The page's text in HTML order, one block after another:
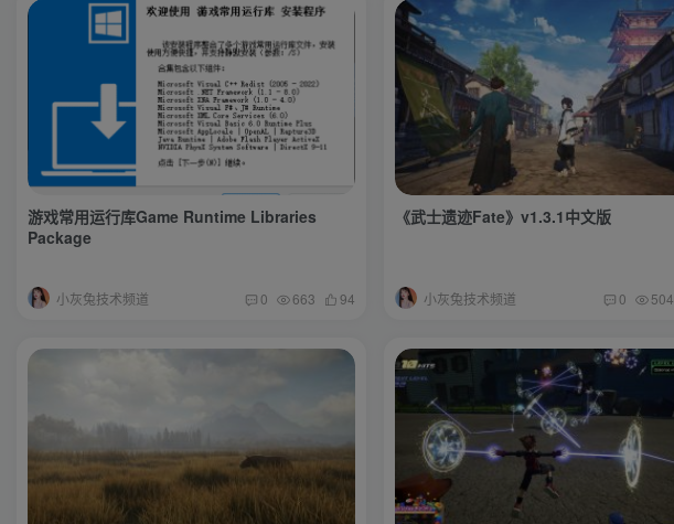
游戏常用运行库Game Runtime Libraries
Package
小灰兔技术频道 0 663 94
《武士遗迹Fate》v1.3.1中文版
小灰兔技术频道 0 504